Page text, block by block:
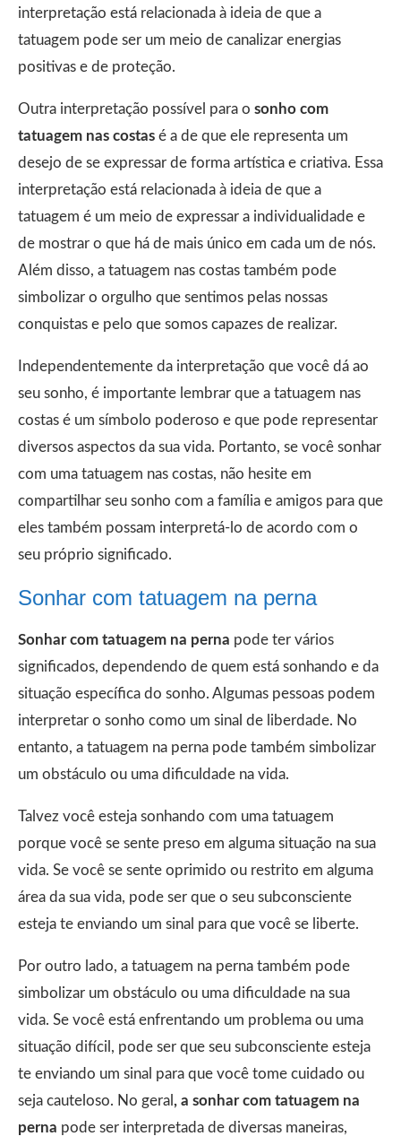
interpretação está relacionada à ideia de que a
tatuagem pode ser um meio de canalizar energias
positivas e de proteção.
Outra interpretação possível para o sonho com
tatuagem nas costas é a de que ele representa um
desejo de se expressar de forma artística e criativa. Essa
interpretação está relacionada à ideia de que a
tatuagem é um meio de expressar a individualidade e
de mostrar o que há de mais único em cada um de nós.
Além disso, a tatuagem nas costas também pode
simbolizar o orgulho que sentimos pelas nossas
conquistas e pelo que somos capazes de realizar.
Independentemente da interpretação que você dá ao
seu sonho, é importante lembrar que a tatuagem nas
costas é um símbolo poderoso e que pode representar
diversos aspectos da sua vida. Portanto, se você sonhar
com uma tatuagem nas costas, não hesite em
compartilhar seu sonho com a família e amigos para que
eles também possam interpretá-lo de acordo com o
seu próprio significado.
Sonhar com tatuagem na perna
Sonhar com tatuagem na perna pode ter vários
significados, dependendo de quem está sonhando e da
situação específica do sonho. Algumas pessoas podem
interpretar o sonho como um sinal de liberdade. No
entanto, a tatuagem na perna pode também simbolizar
um obstáculo ou uma dificuldade na vida.
Talvez você esteja sonhando com uma tatuagem
porque você se sente preso em alguma situação na sua
vida. Se você se sente oprimido ou restrito em alguma
área da sua vida, pode ser que o seu subconsciente
esteja te enviando um sinal para que você se liberte.
Por outro lado, a tatuagem na perna também pode
simbolizar um obstáculo ou uma dificuldade na sua
vida. Se você está enfrentando um problema ou uma
situação difícil, pode ser que seu subconsciente esteja
te enviando um sinal para que você tome cuidado ou
seja cauteloso. No geral , a sonhar com tatuagem na
perna pode ser interpretada de diversas maneiras,